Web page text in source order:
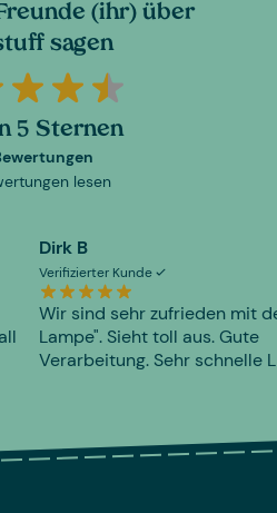
(ihr) über
sagen
5 Sternen
lesen
Dirk B
Verifizierter Kunde
Wir sind sehr zufrieden mit
Lampe". Sieht toll aus. Gute
Verarbeitung. Sehr schnelle